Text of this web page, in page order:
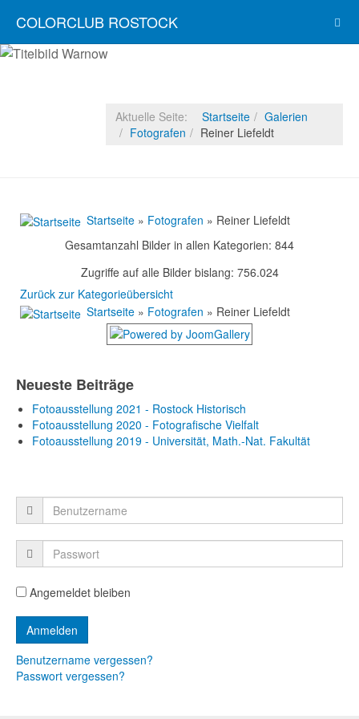
COLORCLUB ROSTOCK
Aktuelle Seite: Startseite
Galerien
Fotografen
Reiner Liefeldt
Startseite » Fotografen » Reiner Liefeldt
Gesamtanzahl Bilder in allen Kategorien: 844
Zugriffe auf alle Bilder bislang: 756.024
Zurück zur Kategorieübersicht
Startseite » Fotografen » Reiner Liefeldt
Neueste Beiträge
Fotoausstellung 2021 - Rostock Historisch
Fotoausstellung 2020 - Fotografische Vielfalt
Fotoausstellung 2019 - Universität, Math.-Nat. Fakultät
Angemeldet bleiben
Benutzername vergessen?
Passwort vergessen?